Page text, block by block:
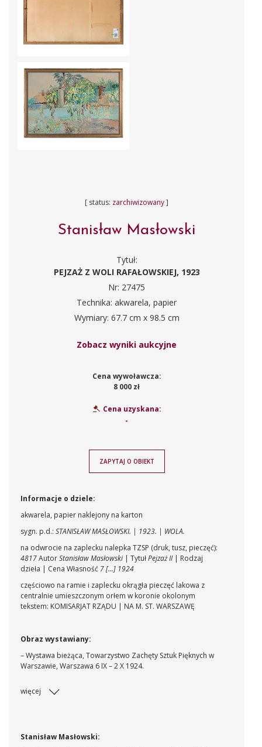
[ status: zarchiwizowany]
Stanisław Masłowski
Tytuł:
PEJZAŻ Z WOLI RAFAŁOWSKIEJ, 1923
Nr: 27475
Technika: akwarela, papier
Wymiary: 67.7 cm x 98.5 cm
Zobacz wyniki aukcyjne
Cena wywoławcza:
8 000 zł
Cena uzyskana:
-
ZAPYTAJ O OBIEKT
Informacje o dziele:
akwarela, papier naklejony na karton
sygn. p.d.: STANISŁAW MASŁOWSKI. | 1923. | WOLA.
na odwrocie na zaplecku nalepka TZSP (druk, tusz, pieczęć):
4817AutorStanisław Masłowski | TytułPejzaż II | Rodzaj
dzieła | Cena Własność 7 [...] 1924
częściowo na ramie i zaplecku okrągła pieczęć lakowa z
centralnie umieszczonym orłem w koronie okolonym
tekstem: KOMISARJAT RZĄDU | NA M. ST. WARSZAWĘ
Obraz wystawiany:
– Wystawa bieżąca, Towarzystwo Zachęty Sztuk Pięknych w
Warszawie, Warszawa 6 IX – 2 X 1924.
więcej
Stanisław Masłowski: